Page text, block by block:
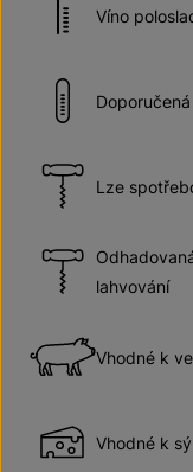
Víno
Lze
lahvování
Vhodné k
Vhodné k